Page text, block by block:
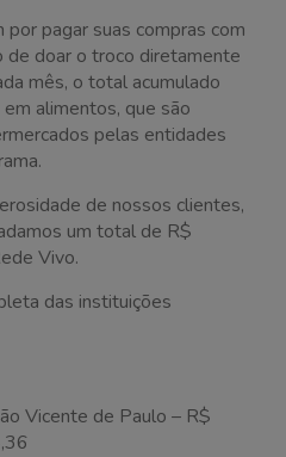
Conheça também
o Rancho
Atacadista
Lojas
Novidades
Trabalhe Conosco
pagar suas compras com
de doar o troco diretamente
mês, o total acumulado
alimentos, que são
pelas entidades
de nossos clientes,
um total de R$
Vivo.
das instituições
Vicente de Paulo – R$